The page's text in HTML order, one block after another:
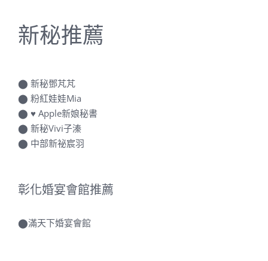
新秘推薦
⬤ 粉紅娃娃Mia
⬤ ♥ Apple新娘秘書
⬤ 新秘Vivi子溱
⬤ 中部新祕宸羽